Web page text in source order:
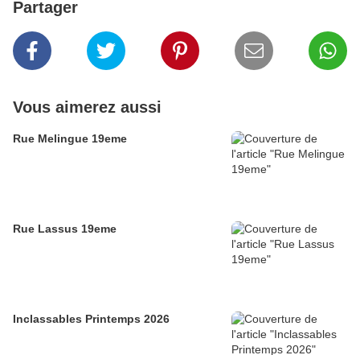
Partager
Vous aimerez aussi
Rue Melingue 19eme
Rue Lassus 19eme
Inclassables Printemps 2026